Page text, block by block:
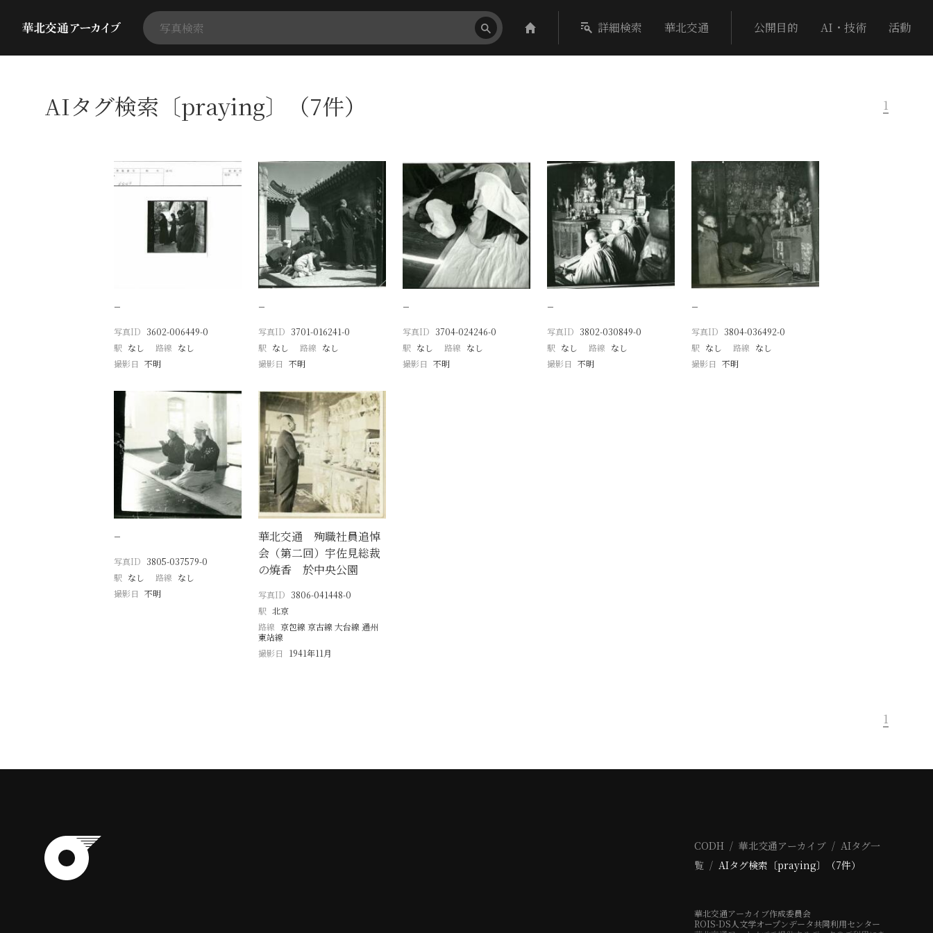
詳細検索 華北交通 公開目的 AI・技術 活動
AIタグ検索〔praying〕（7件） 1
−
写真ID 3602-006449-0
駅 なし 路線 なし
撮影日 不明
−
写真ID 3701-016241-0
駅 なし 路線 なし
撮影日 不明
−
写真ID 3704-024246-0
駅 なし 路線 なし
撮影日 不明
−
写真ID 3802-030849-0
駅 なし 路線 なし
撮影日 不明
−
写真ID 3804-036492-0
駅 なし 路線 なし
撮影日 不明
−
写真ID 3805-037579-0
駅 なし 路線 なし
撮影日 不明
華北交通 殉職社員追悼
会（第二回）宇佐見総裁
の焼香 於中央公園
写真ID 3806-041448-0
駅 北京
路線 京包線 京古線 大台線 通州
東站線
撮影日
1941年11月
1
CODH 華北交通アーカイブ
AIタグ一
覧
AIタグ検索〔praying〕（7件）
華北交通アーカイブ作成委員会
ROIS-DS人文学オープンデータ共同利用センター